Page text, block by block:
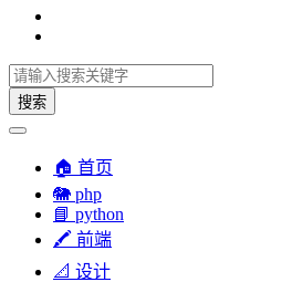
搜索
🏠 首页
🐘 php
📘 python
🖍 前端
📐 设计